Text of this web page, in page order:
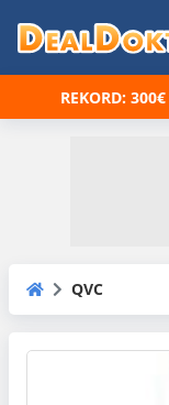
REKORD:
QVC